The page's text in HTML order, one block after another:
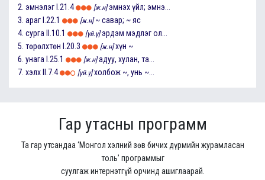
2. эмнэлэг I.21.4 [ж.н] эмнэх үйл; эмнэ...
3. араг I.22.1 [ж.н] ~ савар; ~ яс
4. сурга II.10.1 [үй.ү] эрдэм мэдлэг ол...
5. төрөлхтөн I.20.3 [ж.н] хүн ~
6. унага I.25.1 [ж.н] адуу, хулан, та...
7. хэлх II.7.4 [үй.ү] холбож ~, унь ~...
Гар утасны программ
Та гар утсандаа ‘Монгол хэлний зөв бичих дүрмийн журамласан
толь’ программыг
суулгаж интернэтгүй орчинд ашиглаарай.